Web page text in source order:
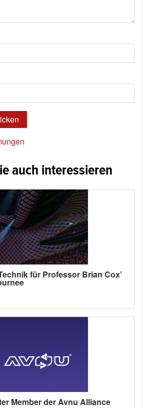
auch interessieren
für Professor Brian Cox’
Member der Avnu Alliance